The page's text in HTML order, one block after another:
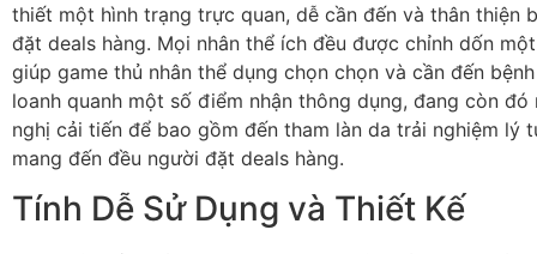
thiết một hình trạng trực quan, dễ cần đến và thân thiện
đặt deals hàng. Mọi nhân thể ích đều được chỉnh dốn
giúp game thủ nhân thể dụng chọn chọn và cần đến
loanh quanh một số điểm nhận thông dụng, đang còn
nghị cải tiến để bao gồm đến tham làn da trải nghiệm lý
mang đến đều người đặt deals hàng.
Tính Dễ Sử Dụng và Thiết Kế